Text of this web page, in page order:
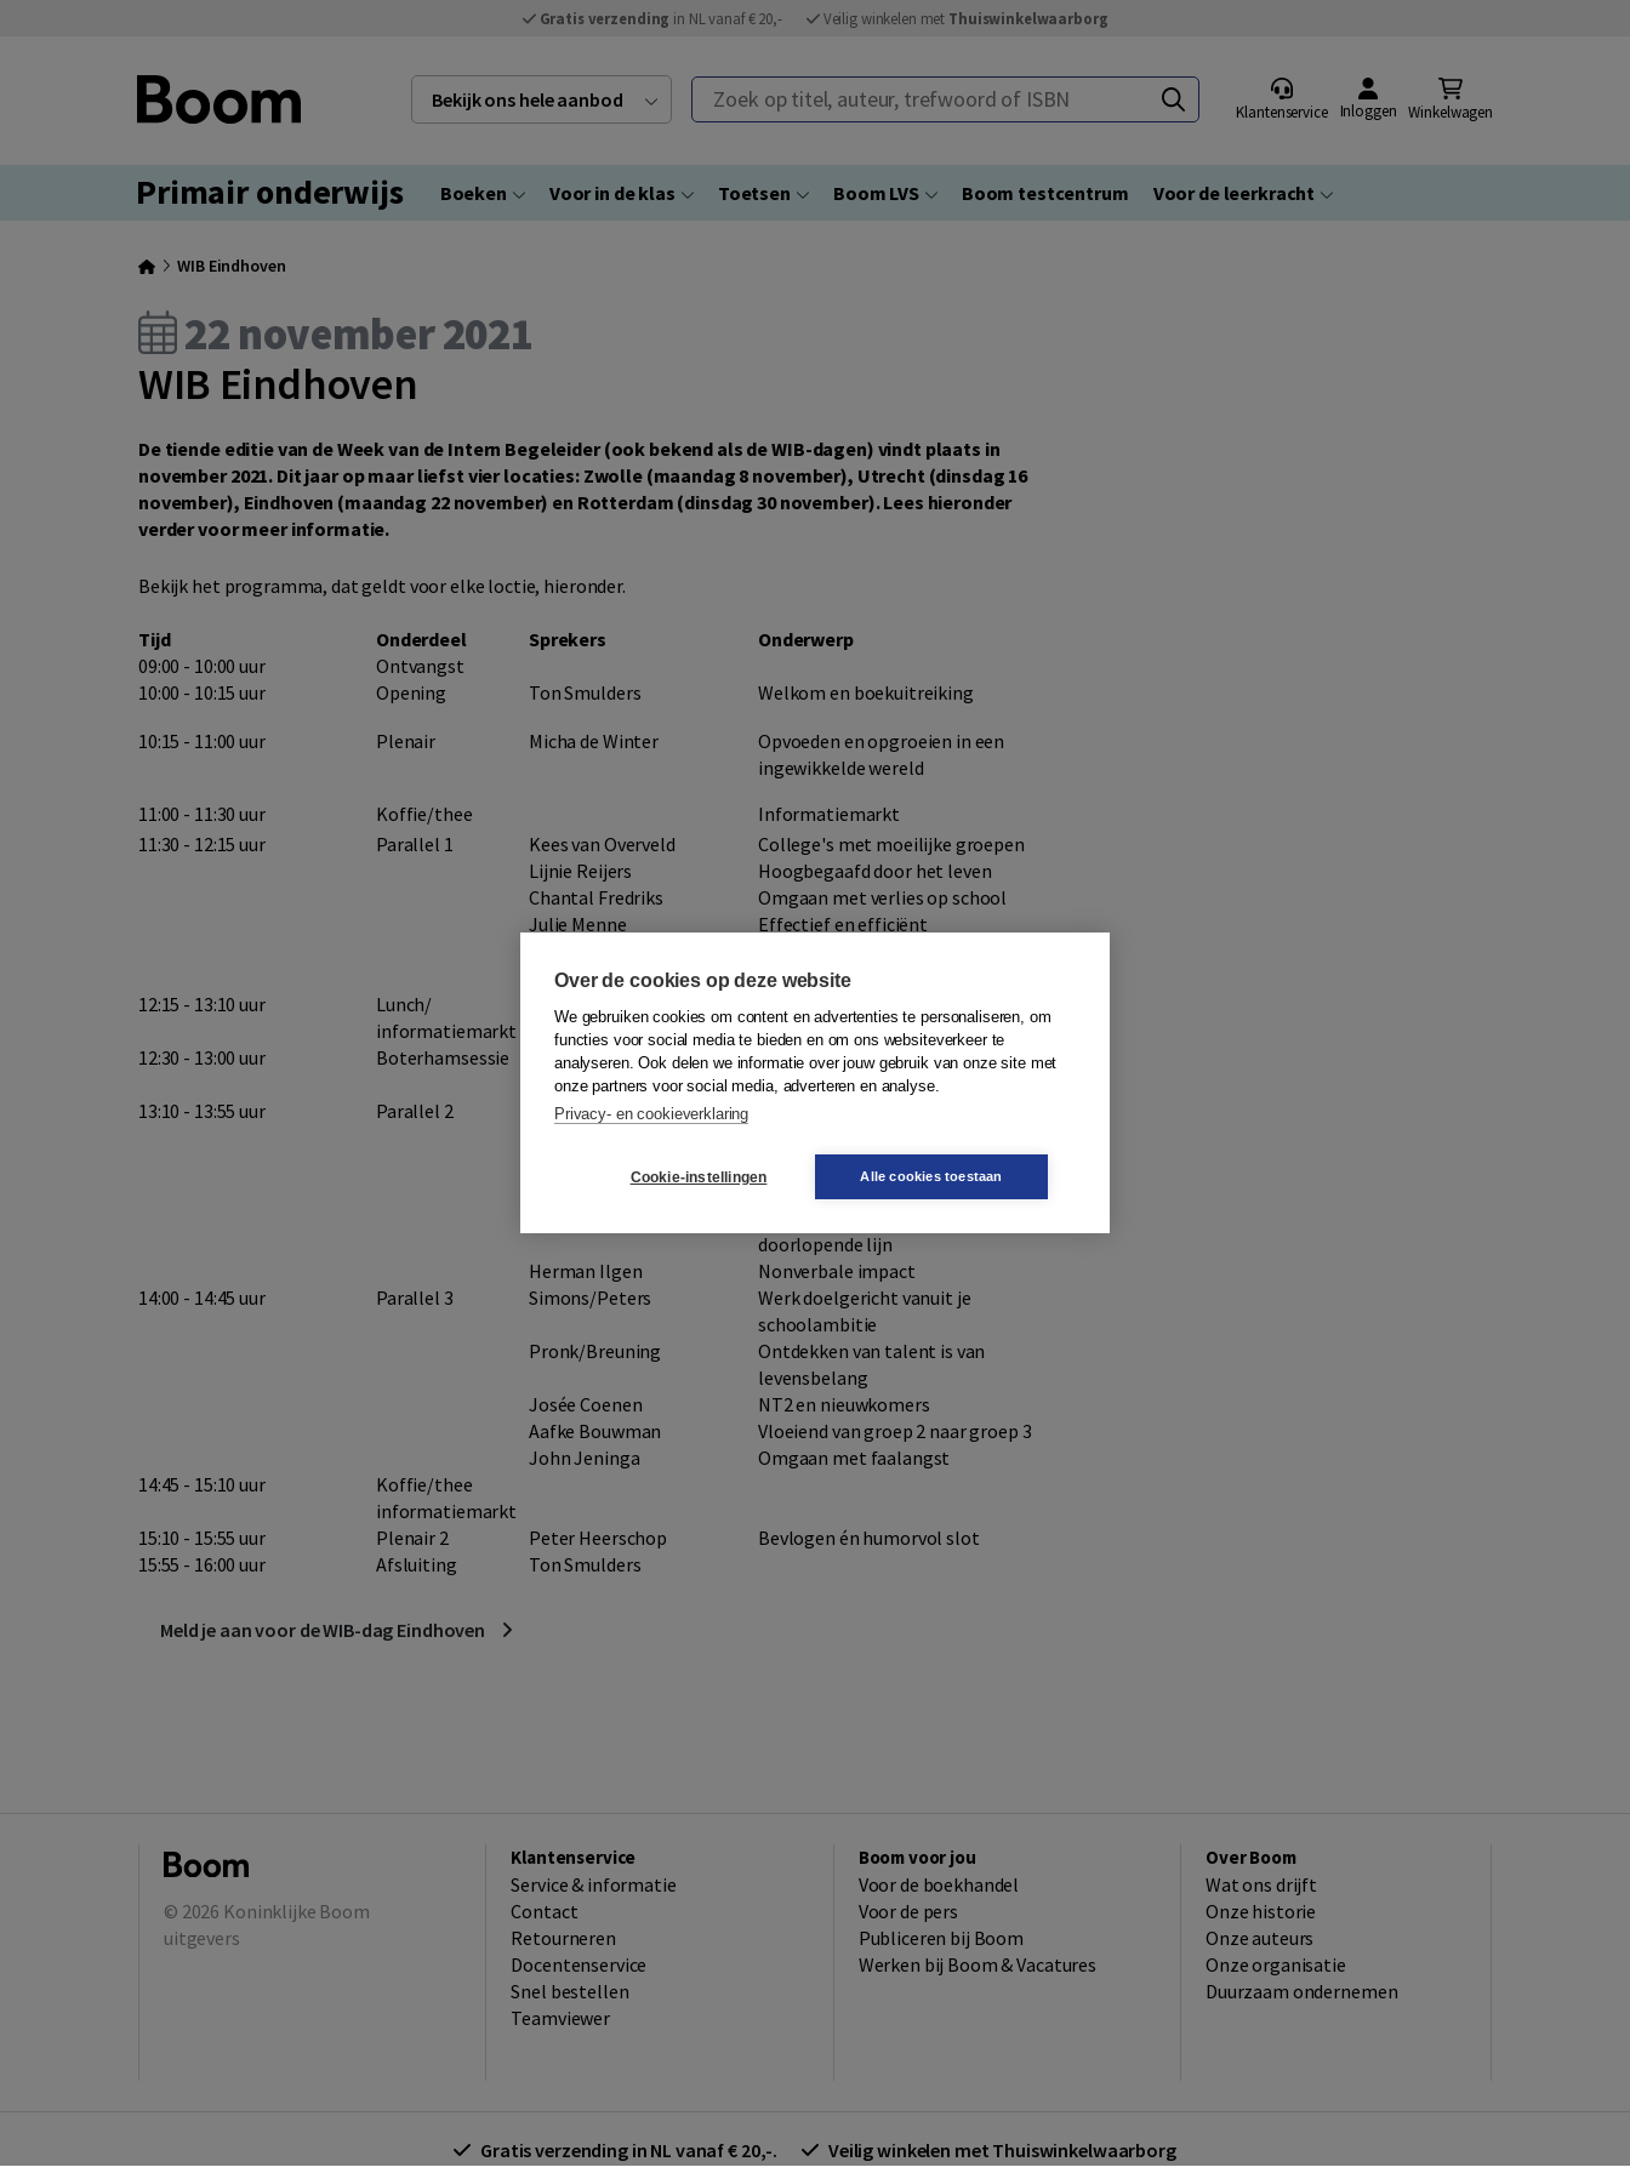
Gratis verzending in NL vanaf € 20,- Veilig winkelen met Thuiswinkelwaarborg
Bekijk ons hele aanbod Zoek op titel, auteur, trefwoord of ISBN
Klantenservice Inloggen Winkelwagen
Primair onderwijs Boeken Voor in de klas Toetsen Boom LVS Boom testcentrum Voor de leerkracht
WIB Eindhoven
22 november 2021
WIB Eindhoven
De tiende editie van de Week van de Intern Begeleider (ook bekend als de WIB-dagen) vindt plaats in
november 2021. Dit jaar op maar liefst vier locaties: Zwolle (maandag 8 november), Utrecht (dinsdag 16
november), Eindhoven (maandag 22 november) en Rotterdam (dinsdag 30 november). Lees hieronder
verder voor meer informatie.
Bekijk het programma, dat geldt voor elke loctie, hieronder.
Tijd Onderdeel Sprekers
Onderwerp
09:00 - 10:00 uur
Ontvangst
10:00 - 10:15 uur
Opening Ton Smulders
Welkom en boekuitreiking
10:15 - 11:00 uur
Plenair Micha de Winter
Opvoeden en opgroeien in een
ingewikkelde wereld
11:00 - 11:30 uur
Koffie/thee
Informatiemarkt
11:30 - 12:15 uur
Parallel 1 Kees van Overveld
College's met moeilijke groepen
Lijnie Reijers
Hoogbegaafd door het leven
Chantal Fredriks
Omgaan met verlies op school
Julie Menne
Effectief en efficiënt
d.Ronde/ v.Hartingsveldt
Naar inclusiever onderwijs
12:15 - 13:10 uur
Lunch/
informatiemarkt
12:30 - 13:00 uur
Boterhamsessie Jelte de Jongh
Tips & trucs voor meer rust en
ruimte in je werk
13:10 - 13:55 uur
Parallel 2 Simone van Dijk
vinden van je leerlingen?
doorlopende lijn
Herman Ilgen
Nonverbale impact
14:00 - 14:45 uur
Parallel 3 Simons/Peters
Werk doelgericht vanuit je
schoolambitie
Pronk/Breuning
Ontdekken van talent is van
levensbelang
Josée Coenen
NT2 en nieuwkomers
Aafke Bouwman
Vloeiend van groep 2 naar groep 3
John Jeninga
Omgaan met faalangst
14:45 - 15:10 uur
Koffie/thee
informatiemarkt
15:10 - 15:55 uur
Plenair 2 Peter Heerschop
Bevlogen én humorvol slot
15:55 - 16:00 uur
Afsluiting Ton Smulders
Meld je aan voor de WIB-dag Eindhoven
© 2026 Koninklijke Boom
uitgevers
Klantenservice
Service & informatie
Contact
Retourneren
Docentenservice
Snel bestellen
Teamviewer
Boom voor jou
Voor de boekhandel
Voor de pers
Publiceren bij Boom
Werken bij Boom & Vacatures
Over Boom
Wat ons drijft
Onze historie
Onze auteurs
Onze organisatie
Duurzaam ondernemen
Gratis verzending in NL vanaf € 20,-. Veilig winkelen met Thuiswinkelwaarborg
Over de cookies op deze website
We gebruiken cookies om content en advertenties te personaliseren, om
functies voor social media te bieden en om ons websiteverkeer te
analyseren. Ook delen we informatie over jouw gebruik van onze site met
onze partners voor social media, adverteren en analyse.
Privacy- en cookieverklaring
Cookie-instellingen Alle cookies toestaan